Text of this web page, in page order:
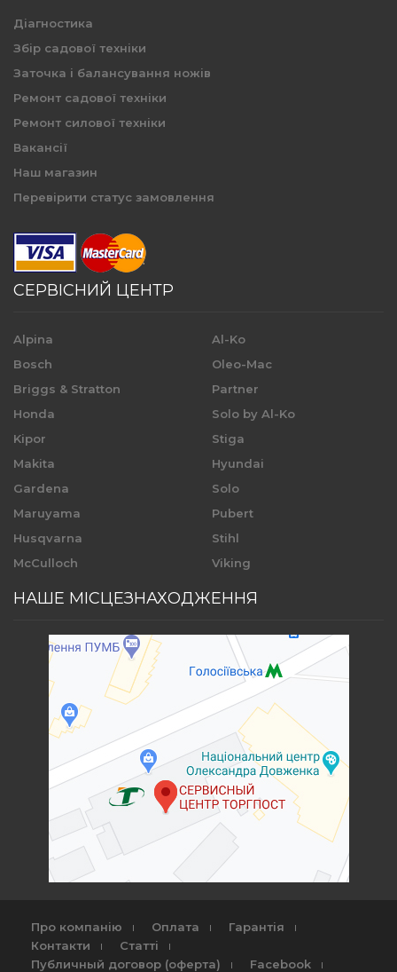
Діагностика
Збір садової техніки
Заточка і балансування ножів
Ремонт садової техніки
Ремонт силової техніки
Вакансії
Наш магазин
Перевірити статус замовлення
СЕРВІСНИЙ ЦЕНТР
Alpina
Bosch
Briggs & Stratton
Honda
Kipor
Makita
Gardena
Maruyama
Husqvarna
McCulloch
Al-Ko
Oleo-Mac
Partner
Solo by Al-Ko
Stiga
Hyundai
Solo
Pubert
Stihl
Viking
НАШЕ МІСЦЕЗНАХОДЖЕННЯ
Про компанію Оплата
Гарантія
Контакти
Статті
Публичный договор (оферта)
Facebook